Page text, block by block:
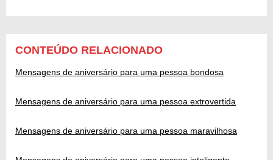
CONTEÚDO RELACIONADO
Mensagens de aniversário para uma pessoa bondosa
Mensagens de aniversário para uma pessoa extrovertida
Mensagens de aniversário para uma pessoa maravilhosa